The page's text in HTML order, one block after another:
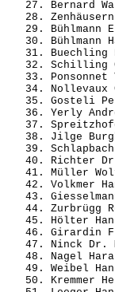
27. Bernard
28.
29. Bühlmann
30. Bühlmann
31. Buechling
32. Schilling
33. Ponsonnet
34. Nollevaux
35. Gosteli
36. Yerly
37.
38. Jilge
39.
40. Richter
41. Müller
42. Volkmer
43.
44. Zurbrügg
45. Hölter
46. Girardin
47. Ninck Dr.
48. Nagel
49. Weibel
50. Kremmer